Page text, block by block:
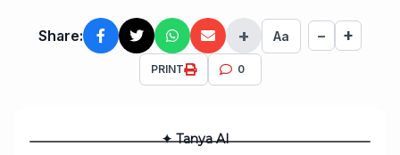
Share: + Aa − +
PRINT 0
✦ Tanya AI